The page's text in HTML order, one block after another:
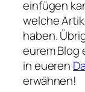
einfügen
welche
haben.
eurem
in eueren
erwähnen!